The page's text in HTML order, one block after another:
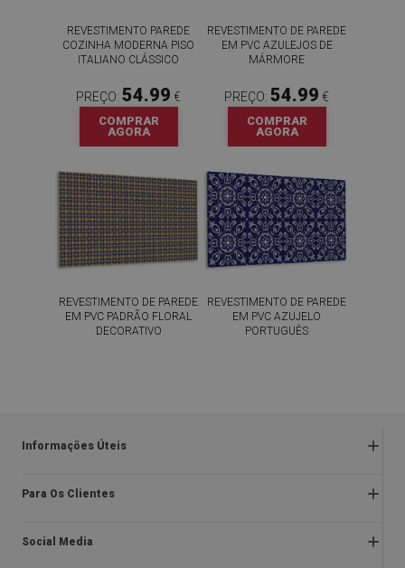
REVESTIMENTO PAREDE
COZINHA MODERNA PISO
ITALIANO CLÁSSICO
PREÇO: 54.99 €
COMPRAR
AGORA
REVESTIMENTO DE PAREDE
EM PVC AZULEJOS DE
MÁRMORE
PREÇO: 54.99 €
COMPRAR
AGORA
REVESTIMENTO DE PAREDE
EM PVC PADRÃO FLORAL
DECORATIVO
REVESTIMENTO DE PAREDE
EM PVC AZUJELO
PORTUGUÊS
Informações Úteis
Devoluções e reclamações
Política de privacidade e cookies
Para Os Clientes
Sobre nós
Social Media